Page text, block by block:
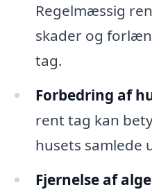
Regelmæssig
skader og
tag.
Forbedring af
rent tag kan
husets samlede
Fjernelse af